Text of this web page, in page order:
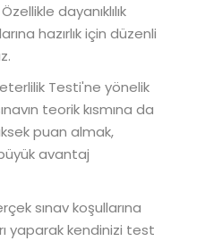
dayanıklılık
hazırlık için düzenli
Testi'ne yönelik
teorik kısmına da
puan almak,
avantaj
sınav koşullarına
yaparak kendinizi test